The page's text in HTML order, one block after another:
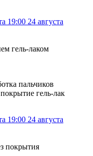
19:00 24 августа
гель-лаком
пальчиков
гель-лак
19:00 24 августа
покрытия